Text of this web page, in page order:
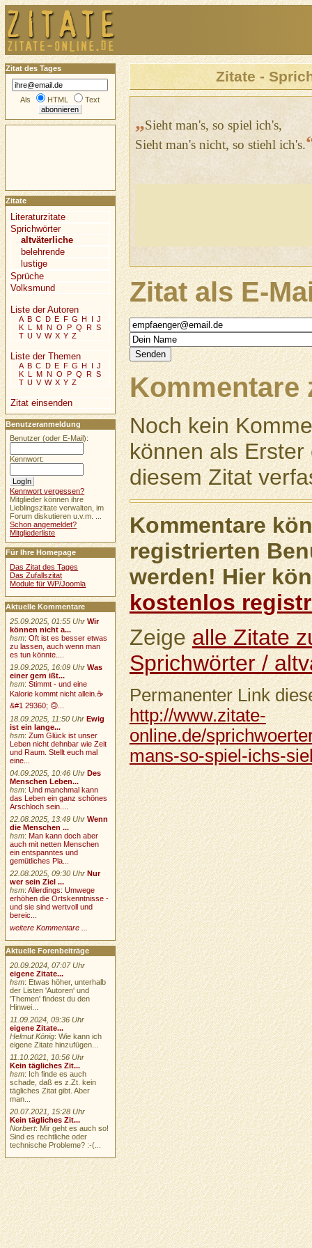
Zitate -
„Sieht man's, so spiel ich's,
Sieht man's nicht, so stiehl ich's.
Zitat als E-
Kommentare
Noch kein
können als
diesem Zitat
Kommentare
registrierten
werden! Hier
kostenlos
Zeigealle Zitate
Sprichwörter /
Permanenter Link
http://www.zitate-
online.de/
mans-so-spiel-ichs-
Zitat des Tages
Als HTML Text
Zitate
Literaturzitate
Sprichwörter
altväterliche
belehrende
lustige
Sprüche
Volksmund
Liste der Autoren
A B C D E F G H I J
K L M N O P Q R S
T U V W X Y Z
Liste der Themen
A B C D E F G H I J
K L M N O P Q R S
T U V W X Y Z
Zitat einsenden
Benutzeranmeldung
Benutzer (oder E-Mail):
Kennwort:
Kennwort vergessen?
Mitglieder können ihre
Lieblingszitate verwalten, im
Forum diskutieren u.v.m. ...
Schon angemeldet?
Mitgliederliste
Für Ihre Homepage
Das Zitat des Tages
Das Zufallszitat
Module für WP/Joomla
Aktuelle Kommentare
25.09.2025, 01:55 Uhr Wir
können nicht a...
hsm:Oft ist es besser etwas
zu lassen, auch wenn man
es tun könnte....
19.09.2025, 16:09 Uhr Was
einer gern ißt...
hsm:Stimmt - und eine
Kalorie kommt nicht allein.☕
&#1 29360; 🙃...
18.09.2025, 11:50 Uhr Ewig
ist ein lange...
hsm:Zum Glück ist unser
Leben nicht dehnbar wie Zeit
und Raum. Stellt euch mal
eine...
04.09.2025, 10:46 Uhr Des
Menschen Leben...
hsm:Und manchmal kann
das Leben ein ganz schönes
Arschloch sein....
22.08.2025, 13:49 Uhr Wenn
die Menschen ...
hsm:Man kann doch aber
auch mit netten Menschen
ein entspanntes und
gemütliches Pla...
22.08.2025, 09:30 Uhr Nur
wer sein Ziel ...
hsm:Allerdings: Umwege
erhöhen die Ortskenntnisse -
und sie sind wertvoll und
bereic...
weitere Kommentare ...
Aktuelle Forenbeiträge
20.09.2024, 07:07 Uhr
eigene Zitate...
hsm: Etwas höher, unterhalb
der Listen 'Autoren' und
'Themen' findest du den
Hinwei...
11.09.2024, 09:36 Uhr
eigene Zitate...
Helmut König: Wie kann ich
eigene Zitate hinzufügen...
11.10.2021, 10:56 Uhr
Kein tägliches Zit...
hsm: Ich finde es auch
schade, daß es z.Zt. kein
tägliches Zitat gibt. Aber
man...
20.07.2021, 15:28 Uhr
Kein tägliches Zit...
Norbert: Mir geht es auch so!
Sind es rechtliche oder
technische Probleme? :-(...